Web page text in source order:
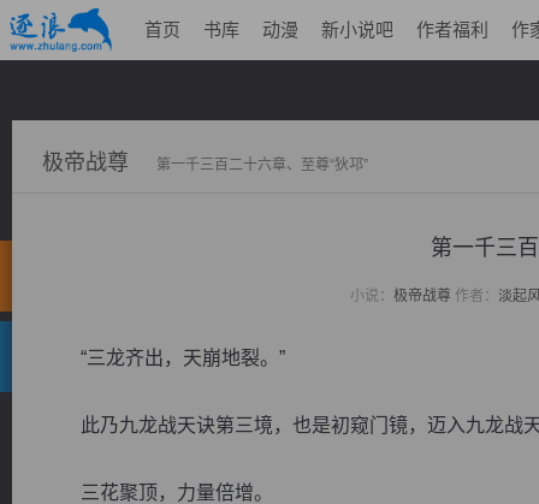
首页 书库 动漫 新小说吧 作者福利 作
极帝战尊 第一千三百二十六章、至尊“狄邛”
第一千三
小说： 极帝战尊作者： 淡起
“三龙齐出，天崩地裂。”
此乃九龙战天诀第三境，也是初窥门镜，迈入九龙战
三花聚顶，力量倍增。